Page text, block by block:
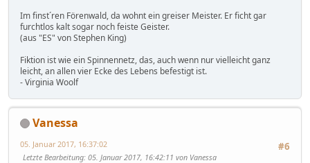
Im finst´ren Förenwald, da wohnt ein greiser Meister. Er ficht gar
furchtlos kalt sogar noch feiste Geister.
(aus "ES" von Stephen King)
Fiktion ist wie ein Spinnennetz, das, auch wenn nur vielleicht ganz
leicht, an allen vier Ecke des Lebens befestigt ist.
- Virginia Woolf
Vanessa
#6
05. Januar 2017, 16:37:02
Letzte Bearbeitung: 05. Januar 2017, 16:42:11 von Vanessa